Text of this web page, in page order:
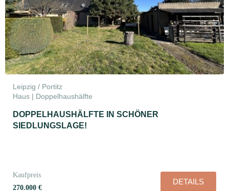
Leipzig / Portitz
Haus | Doppelhaushälfte
DOPPELHAUSHÄLFTE IN SCHÖNER
SIEDLUNGSLAGE!
Kaufpreis
270.000 €
DETAILS